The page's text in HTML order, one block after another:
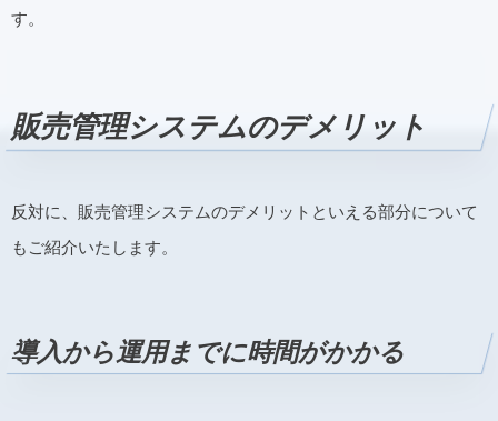
す。
販売管理システムのデメリット
反対に、販売管理システムのデメリットといえる部分について
もご紹介いたします。
導入から運用までに時間がかかる